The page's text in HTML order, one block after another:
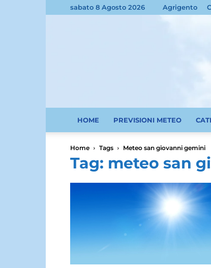
sabato 8 Agosto 2026 Agrigento
HOME PREVISIONI METEO
Home Tags Meteo san giovanni gemini
Tag: meteo san